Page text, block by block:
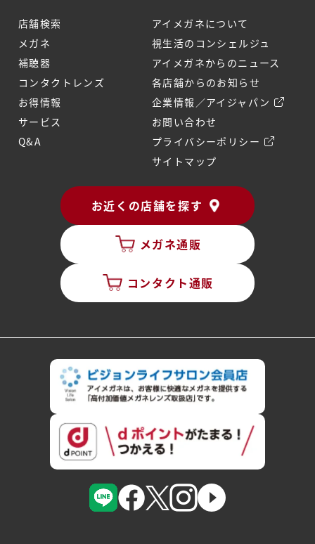
店舗検索
メガネ
補聴器
コンタクトレンズ
お得情報
サービス
Q&A
アイメガネについて
視生活のコンシェルジュ
アイメガネからのニュース
各店舗からのお知らせ
企業情報／アイジャパン
お問い合わせ
プライバシーポリシー
サイトマップ
お近くの店舗を探す
メガネ通販
コンタクト通販